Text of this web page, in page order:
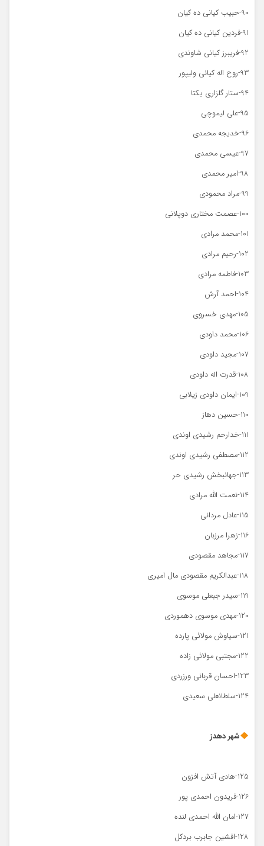
90-حبیب کیانی ده کیان
91-فردین کیانی ده کیان
92-فریبرز کیانی شاوندی
93-روح اله کیانی ولیپور
94-ستار گلزاری یکتا
95-علی لیموچی
96-خدیجه محمدی
97-عیسی محمدی
98-امیر محمدی
99-مراد محمودی
100-عصمت مختاری دوپلانی
101-محمد مرادی
102-رحیم مرادی
103-فاطمه مرادی
104-احمد آرش
105-مهدی خسروی
106-محمد داودی
107-مجید داودی
108-قدرت اله داودی
109-ایمان داودی زیلابی
110-حسین دهاز
111-خدارحم رشیدی اوندی
112-مصطفی رشیدی اوندی
113-جهانبخش رشیدی حر
114-نعمت الله مرادی
115-عادل مردانی
116-زهرا مرزبان
117-مجاهد مقصودی
118-عبدالکریم مقصودی مال امیری
119-سیدر جبعلی موسوی
120-مهدی موسوی دهموردی
121-سیاوش مولائی پارده
122-مجتبی مولائی زاده
123-احسان قربانی ورزردی
124-سلطانعلی سعیدی
شهر دهدز
125-هادی آتش افزون
126-فریدون احمدی پور
127-امان الله احمدی لنده
128-افشین جابرب بردکل